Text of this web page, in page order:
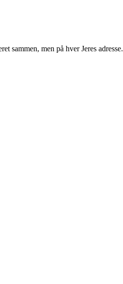
sammen, men på hver Jeres adresse.